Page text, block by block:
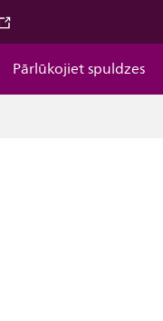
Pārlūkojiet spuldzes